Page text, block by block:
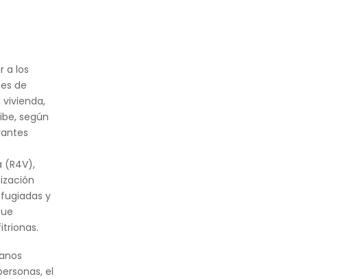
a los
de
según
(R4V),
y
el